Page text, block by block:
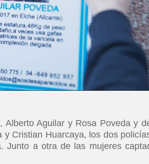
Alberto Aguilar y Rosa Poveda y
y Cristian Huarcaya, los dos
Junto a otra de las mujeres